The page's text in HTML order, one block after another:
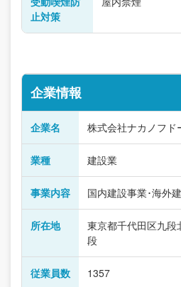
止対策
企業情報
企業名 株式会社ナカノフド
業種 建設業
事業内容 国内建設事業･海外
所在地
東京都千代田区九
段
従業員数 1357